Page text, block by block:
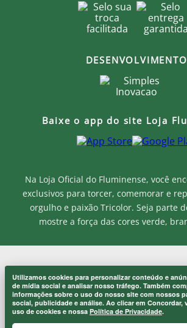
×
Onde eu sou de casa.
Laranjeiras 1902.
Utilizamos cookies para personalizar conteúdo e
de mídia social e analisar nosso tráfego. Também
informações sobre o uso do nosso site com nossos
social, publicidade e análise. Ao clicar em Concordar,
uso de cookies e nossa Política de Privacidade.
Na Loja Oficial do Fluminense, você
exclusivos para torcer, comemorar e
orgulho e paixão Tricolor. Seja parte
mostre a força das cores verde,
DESENVOLVIMENTO
Baixe o app do site Loja
MF MARKETPLACE LTDA - CNPJ.:
Rua Jose de Figueiredo - Barra da Tijuca - RJ
Atendimento ao Cliente:
9954
Atendimento de 8:00h as 12:00h e 14:00h as
sexta.